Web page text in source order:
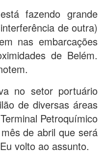
fazendo grande
de outra)
nas embarcações
de Belém.
no setor portuário
de diversas áreas
Petroquímico
de abril que será
volto ao assunto.